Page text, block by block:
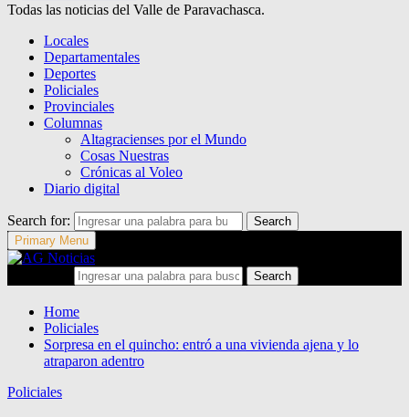
Todas las noticias del Valle de Paravachasca.
Locales
Departamentales
Deportes
Policiales
Provinciales
Columnas
Altagracienses por el Mundo
Cosas Nuestras
Crónicas al Voleo
Diario digital
Search for:
Search
Primary Menu
Search
Home
Policiales
Sorpresa en el quincho: entró a una vivienda ajena y lo
atraparon adentro
Policiales